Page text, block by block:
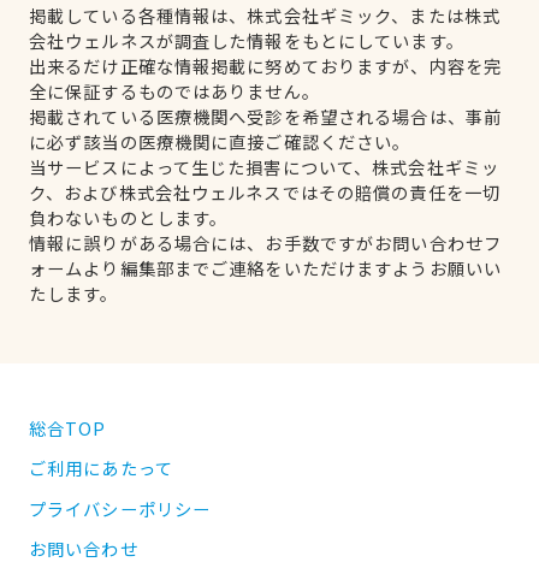
掲載している各種情報は、株式会社ギミック、または株式
会社ウェルネスが調査した情報をもとにしています。
出来るだけ正確な情報掲載に努めておりますが、内容を完
全に保証するものではありません。
掲載されている医療機関へ受診を希望される場合は、事前
に必ず該当の医療機関に直接ご確認ください。
当サービスによって生じた損害について、株式会社ギミッ
ク、および株式会社ウェルネスではその賠償の責任を一切
負わないものとします。
情報に誤りがある場合には、お手数ですがお問い合わせフ
ォームより編集部までご連絡をいただけますようお願いい
たします。
総合TOP
ご利用にあたって
プライバシーポリシー
お問い合わせ